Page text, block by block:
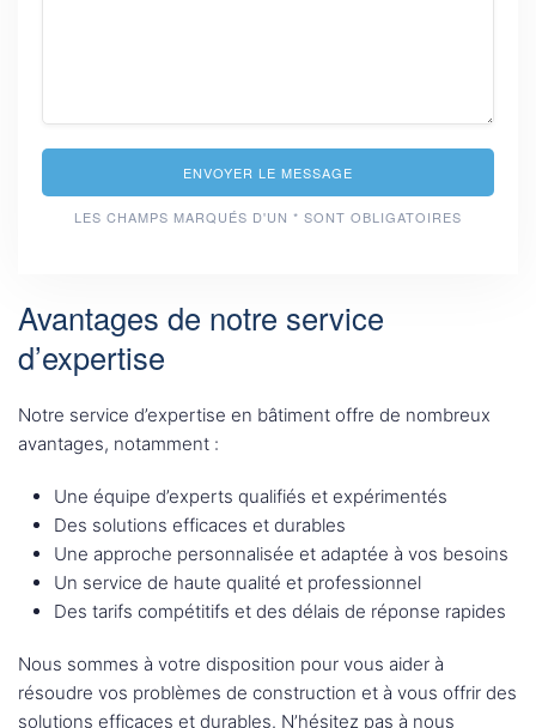
ENVOYER LE MESSAGE
LES CHAMPS MARQUÉS D'UN * SONT OBLIGATOIRES
Avantages de notre service
d’expertise
Notre service d’expertise en bâtiment offre de nombreux
avantages, notamment :
Une équipe d’experts qualifiés et expérimentés
Des solutions efficaces et durables
Une approche personnalisée et adaptée à vos besoins
Un service de haute qualité et professionnel
Des tarifs compétitifs et des délais de réponse rapides
Nous sommes à votre disposition pour vous aider à
résoudre vos problèmes de construction et à vous offrir des
solutions efficaces et durables. N’hésitez pas à nous